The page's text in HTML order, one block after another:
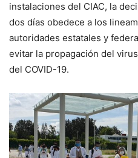
instalaciones del CIAC, la
dos días obedece a los
autoridades estatales y
evitar la propagación del
del COVID-19.